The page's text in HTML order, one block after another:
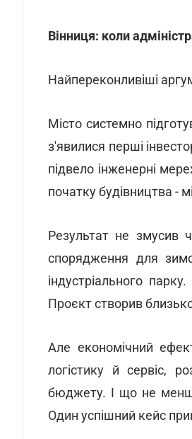
Вінниця: коли
Найпереконливіші
Місто системно
з'явилися перші
підвело інженерні
початку будівництва -
Результат не змусив
спорядження для
індустріального
Проєкт створив
Але економічний
логістику й сервіс,
бюджету. І що не менш
Один успішний кейс